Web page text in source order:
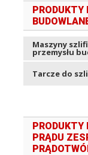
PRODUKTY
Maszyny
przemysłu
Tarcze do
PRODUKTY
PRĄDU